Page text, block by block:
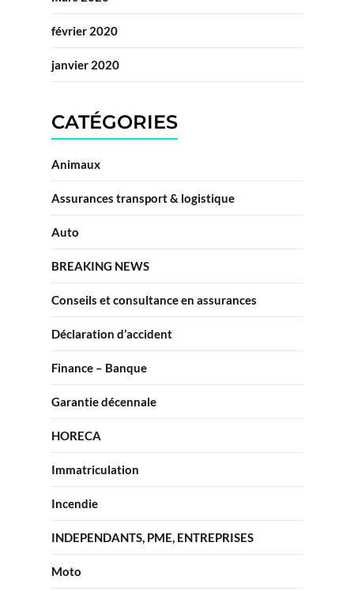
février 2020
janvier 2020
CATÉGORIES
Animaux
Assurances transport & logistique
Auto
BREAKING NEWS
Conseils et consultance en assurances
Déclaration d’accident
Finance – Banque
Garantie décennale
HORECA
Immatriculation
Incendie
INDEPENDANTS, PME, ENTREPRISES
Moto